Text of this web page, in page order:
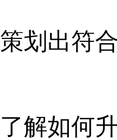
策划出符
了解如何